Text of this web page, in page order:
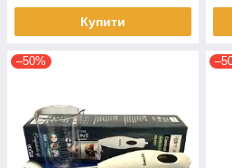
Купити
–50%